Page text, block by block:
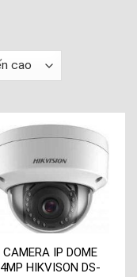
CAMERA IP DOME
4MP HIKVISON DS-